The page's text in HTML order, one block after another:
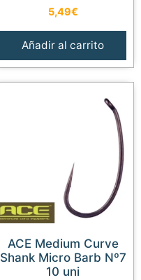
5,49€
Añadir al carrito
ACE Medium Curve
Shank Micro Barb Nº7
10 uni